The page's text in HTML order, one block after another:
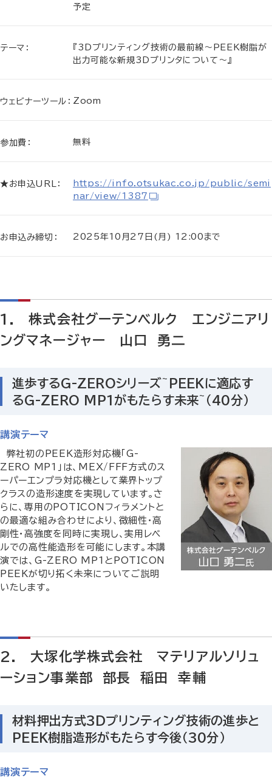
予定
テーマ：
『3Dプリンティング技術の最前線～PEEK樹脂が
出力可能な新規3Dプリンタについて～』
ウェビナーツール： Zoom
参加費： 無料
★お申込URL：
https://info.otsukac.co.jp/public/semi
nar/view/1387
お申込み締切： 2025年10月27日(月) 12:00まで
1. 株式会社グーテンベルク エンジニアリ
ングマネージャー 山口 勇二
進歩するG-ZEROシリーズ~PEEKに適応す
るG-ZERO MP1がもたらす未来~（40分）
講演テーマ
弊社初のPEEK造形対応機「G-
ZERO MP1」は、MEX/FFF方式のス
ーパーエンプラ対応機として業界トップ
クラスの造形速度を実現しています。さ
らに、専用のPOTICONフィラメントと
の最適な組み合わせにより、微細性・高
剛性・高強度を同時に実現し、実用レベ
ルでの高性能造形を可能にします。本講
演では、G-ZERO MP1とPOTICON
PEEKが切り拓く未来についてご説明
いたします。
2. 大塚化学株式会社 マテリアルソリュ
ーション事業部 部長 稲田 幸輔
材料押出方式3Dプリンティング技術の進歩と
PEEK樹脂造形がもたらす今後（30分）
講演テーマ